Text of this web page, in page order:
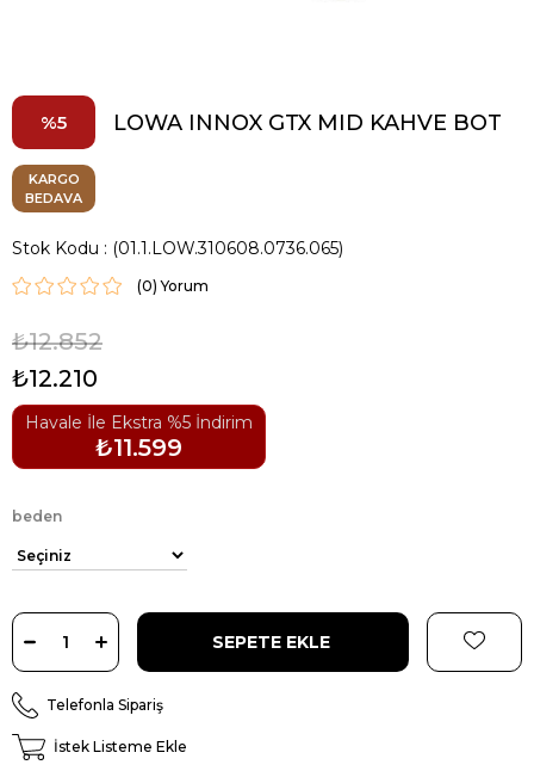
5 LOWA INNOX GTX MID KAHVE BOT
KARGO
BEDAVA
Stok Kodu (01.1.LOW.310608.0736.065)
(0)
₺12.852
₺12.210
Havale İle Ekstra %5 İndirim
₺11.599
beden
Telefonla Sipariş
İstek Listeme Ekle